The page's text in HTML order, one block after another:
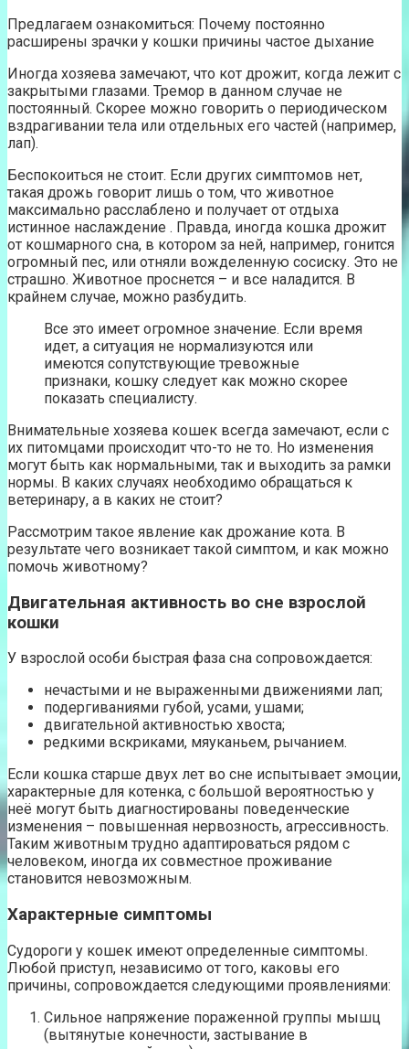
Предлагаем ознакомиться: Почему постоянно
расширены зрачки у кошки причины частое дыхание
Иногда хозяева замечают, что кот дрожит, когда лежит с
закрытыми глазами. Тремор в данном случае не
постоянный. Скорее можно говорить о периодическом
вздрагивании тела или отдельных его частей (например,
лап).
Беспокоиться не стоит. Если других симптомов нет,
такая дрожь говорит лишь о том, что животное
максимально расслаблено и получает от отдыха
истинное наслаждение . Правда, иногда кошка дрожит
от кошмарного сна, в котором за ней, например, гонится
огромный пес, или отняли вожделенную сосиску. Это не
страшно. Животное проснется – и все наладится. В
крайнем случае, можно разбудить.
Все это имеет огромное значение. Если время
идет, а ситуация не нормализуются или
имеются сопутствующие тревожные
признаки, кошку следует как можно скорее
показать специалисту.
Внимательные хозяева кошек всегда замечают, если с
их питомцами происходит что-то не то. Но изменения
могут быть как нормальными, так и выходить за рамки
нормы. В каких случаях необходимо обращаться к
ветеринару, а в каких не стоит?
Рассмотрим такое явление как дрожание кота. В
результате чего возникает такой симптом, и как можно
помочь животному?
Двигательная активность во сне взрослой
кошки
У взрослой особи быстрая фаза сна сопровождается:
нечастыми и не выраженными движениями лап;
подергиваниями губой, усами, ушами;
двигательной активностью хвоста;
редкими вскриками, мяуканьем, рычанием.
Если кошка старше двух лет во сне испытывает эмоции,
характерные для котенка, с большой вероятностью у
неё могут быть диагностированы поведенческие
изменения – повышенная нервозность, агрессивность.
Таким животным трудно адаптироваться рядом с
человеком, иногда их совместное проживание
становится невозможным.
Характерные симптомы
Судороги у кошек имеют определенные симптомы.
Любой приступ, независимо от того, каковы его
причины, сопровождается следующими проявлениями:
Сильное напряжение пораженной группы мышц
(вытянутые конечности, застывание в